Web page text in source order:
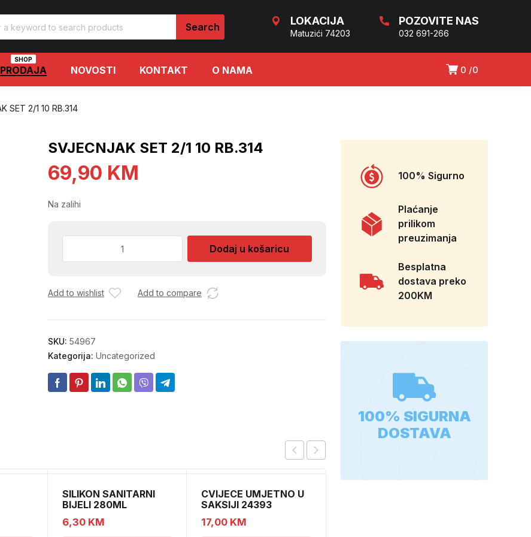
LOKACIJA
Matuzići 74203
POZOVITE NAS
032 691-266
0 0
PRODAJA
SHOP
NOVOSTI KONTAKT O NAMA
SET 2/1 10 RB.314
SVJECNJAK SET 2/1 10 RB.314
69,90 KM
Na zalihi
RB.314
Dodaj u košaricu
Add to wishlist Add to compare
SKU: 54967
Kategorija: Uncategorized
SILIKON SANITARNI
BIJELI 280ML
6,30 KM
CVIJECE UMJETNO U
SAKSIJI 24393
CH52439
17,00 KM
100% Sigurno
Plaćanje
prilikom
preuzimanja
Besplatna
dostava preko
200KM
100% SIGURNA
DOSTAVA